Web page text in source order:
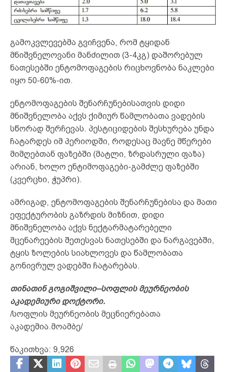
გამოკვლევებმა გვიჩვენა, რომ ტყიდან
მნიშვნელოვანი მანძილით (3-4კგ) დაშორებულ
ნათესებში ენტომოფაგების რიცხოვნობა ნაკლები
იყო 50-60%-ით.
ენტომოფაგების შენარჩუნებისათვის დიდი
მნიშვნელობა აქვს ქიმიურ წამლობათა ვადების
სწორად შერჩევას. პესტიციდების შესხურება უნდა
ჩატარდეს იმ პერიოდში, როდესაც მავნე მწერები
მიმღებთან ფაზებში (მატლი, ზრდასრული ფაზა)
არიან, ხოლო ენტიმოფაგები-გამძლე ფაზებში
(კვერცხი, ჭუპრი).
ამრიგად, ენტომოფაგების შენარჩუნებისა და მათი
ეფექტურობის გაზრდის მიზნით, დიდი
მნიშვნელობა აქვს ნექტარმატარებელი
მცენარეების შეთესვას ნათესებში და ნარგავებში,
ტყის ზოლების სიახლოვეს და წამლობათა
გონივრულ ვადებში ჩატარებას.
თინათინ გოგიშვილი–სოფლის მეურნეობის
აკადემიური დოქტორი.
/სოფლის მეურნეობის მეცნიერებათა
აკადემია.მოამბე/
წაკითხვა: 9,926